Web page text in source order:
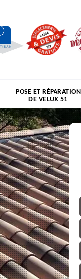
POSE ET RÉPARATION
DE VELUX 51